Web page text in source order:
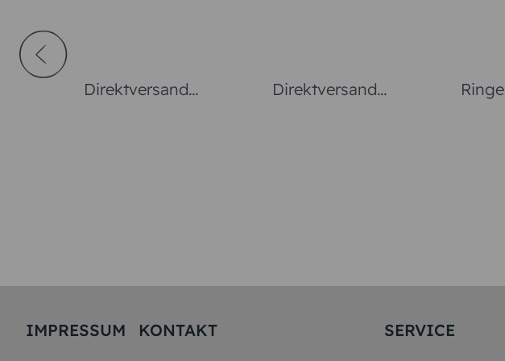
Direktversand
Direktversand
Ringe
IMPRESSUM KONTAKT SERVICE